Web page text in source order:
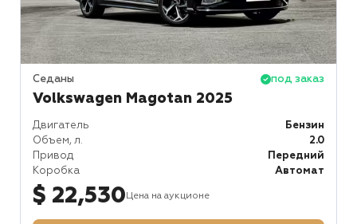
Седаны под заказ
Volkswagen Magotan 2025
Двигатель
Бензин
Объем, л.
2.0
Привод
Передний
Коробка
Автомат
$ 22,530 Цена на аукционе